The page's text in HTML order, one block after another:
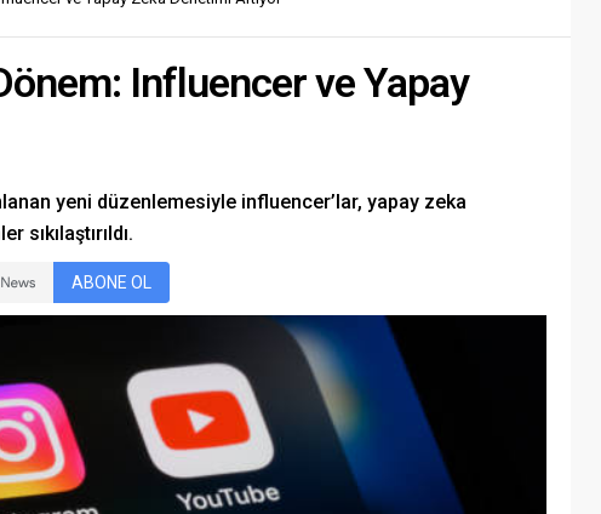
Influencer ve Yapay
yeni düzenlemesiyle influencer’lar, yapay zeka
ABONE OL